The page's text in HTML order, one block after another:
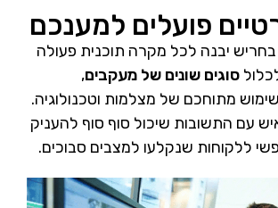
פועלים למענכם
יבנה לכל מקרה תוכנית פעולה
סוגים שונים של מעקבים,
מתוחכם של מצלמות וטכנולוגיה.
עם התשובות שיכול סוף סוף להעניק
ללקוחות שנקלעו למצבים סבוכים.